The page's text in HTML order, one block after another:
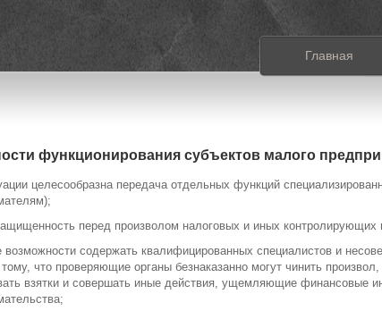
Главная
функционирования субъектов малого
целесообразна передача отдельных функций
перед произволом налоговых и иных контролирующих
возможности содержать квалифицированных специалистов и
тому, что проверяющие органы безнаказанно могут чинить
взятки и совершать иные действия, ущемляющие финансовые